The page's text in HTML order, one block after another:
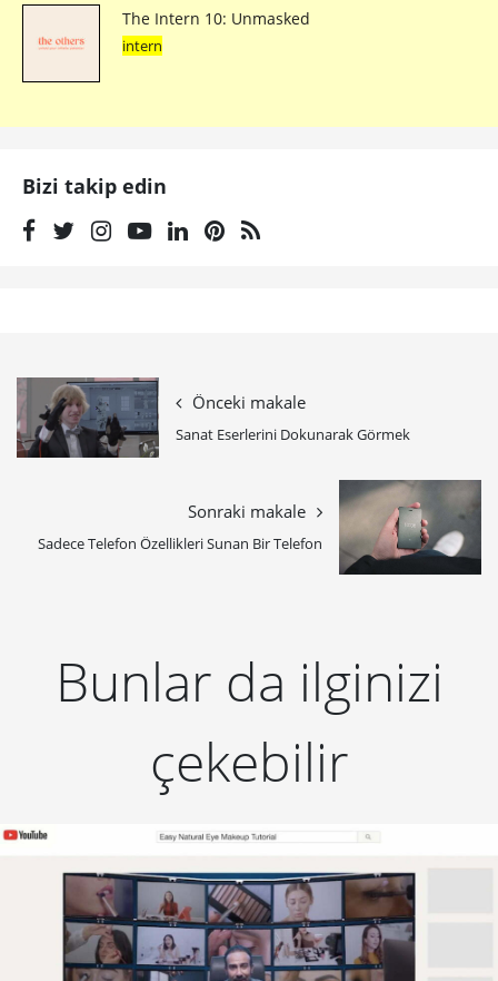
The Intern 10: Unmasked
intern
Bizi takip edin
Önceki makale
Sanat Eserlerini Dokunarak Görmek
Sonraki makale
Sadece Telefon Özellikleri Sunan Bir Telefon
Bunlar da ilginizi
çekebilir